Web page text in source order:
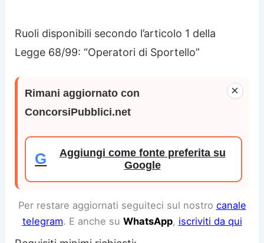
Ruoli disponibili secondo l’articolo 1 della
Legge 68/99: “Operatori di Sportello”
×
Rimani aggiornato con
ConcorsiPubblici.net
G
Aggiungi come fonte preferita su
Google
Per restare aggiornati seguiteci sul nostro canale
telegram. E anche su WhatsApp, iscriviti da qui